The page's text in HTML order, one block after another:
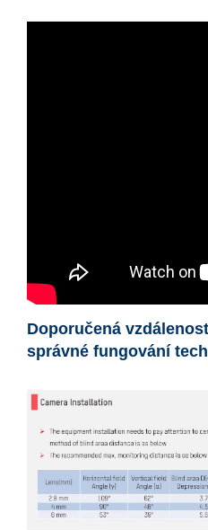
Doporučená
správné fungování